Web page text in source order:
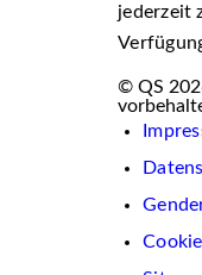
jederzeit
© QS